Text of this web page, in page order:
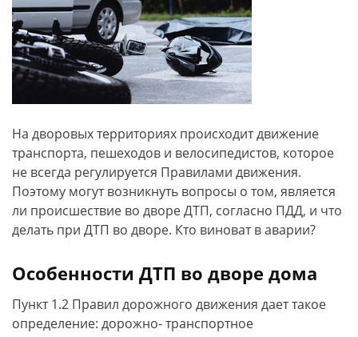
На дворовых территориях происходит движение
транспорта, пешеходов и велосипедистов, которое
не всегда регулируется Правилами движения.
Поэтому могут возникнуть вопросы о том, является
ли происшествие во дворе ДТП, согласно ПДД, и что
делать при ДТП во дворе. Кто виноват в аварии?
Особенности ДТП во дворе дома
Пункт 1.2 Правил дорожного движения дает такое
определение: дорожно- транспортное